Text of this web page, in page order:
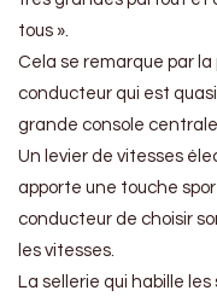
tous ».
Cela se remarque par la
conducteur qui est
grande console
Un levier de vitesses
apporte une touche
conducteur de choisir
les vitesses.
La sellerie qui habille